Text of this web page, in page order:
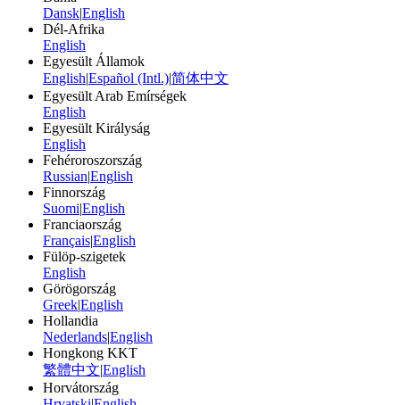
DanskEnglish
Dél-Afrika
English
Egyesült Államok
EnglishEspañol (Intl.)简体中文
Egyesült Arab Emírségek
English
Egyesült Királyság
English
Fehéroroszország
RussianEnglish
Finnország
SuomiEnglish
Franciaország
FrançaisEnglish
Fülöp-szigetek
English
Görögország
GreekEnglish
Hollandia
NederlandsEnglish
Hongkong KKT
繁體中文 English
Horvátország